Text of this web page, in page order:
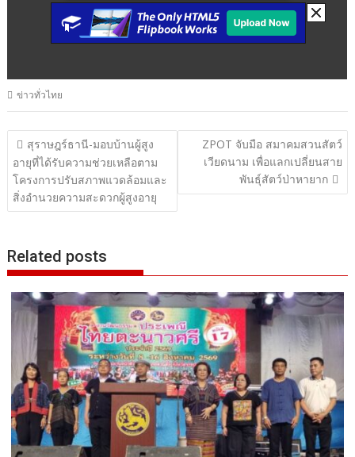
ข่าวทั่วไทย
แนะแนว
เรื่อง
สุราษฎร์ธานี-มอบบ้านผู้สูง
อายุที่ได้รับความช่วยเหลือตาม
โครงการปรับสภาพแวดล้อมและ
สิ่งอำนวยความสะดวกผู้สูงอายุ
ZPOT จับมือ สมาคมสวนสัตว์
เวียดนาม เพื่อแลกเปลี่ยนสาย
พันธุ์สัตว์ป่าหายาก
Related posts